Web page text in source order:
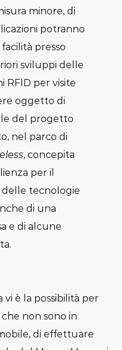
minore, di
potranno
presso
sviluppi delle
RFID per visite
oggetto di
del progetto
nel parco di
, concepita
per il
tecnologie
di una
e di alcune
vi è la possibilità per
non sono in
di effettuare